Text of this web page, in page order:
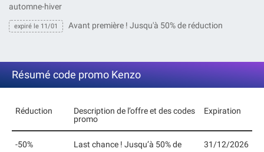
automne-hiver
expiré le 11/01 Avant première ! Jusqu'à 50% de réduction
Résumé code promo Kenzo
Réduction
Description de l’offre et des codes
promo
Expiration
-50%
Last chance ! Jusqu’à 50% de
31/12/2026